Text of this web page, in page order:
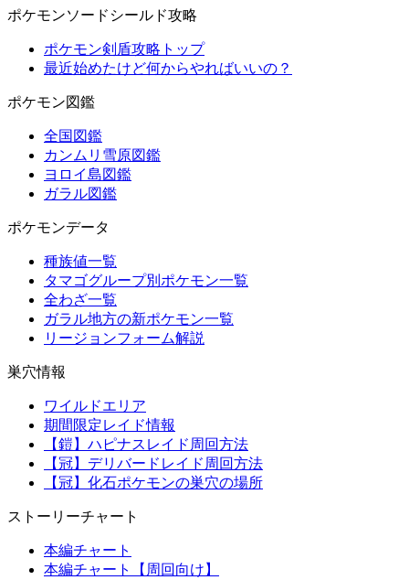
ポケモンソードシールド攻略
ポケモン剣盾攻略トップ
最近始めたけど何からやればいいの？
ポケモン図鑑
全国図鑑
カンムリ雪原図鑑
ヨロイ島図鑑
ガラル図鑑
ポケモンデータ
種族値一覧
タマゴグループ別ポケモン一覧
全わざ一覧
ガラル地方の新ポケモン一覧
リージョンフォーム解説
巣穴情報
ワイルドエリア
期間限定レイド情報
【鎧】ハピナスレイド周回方法
【冠】デリバードレイド周回方法
【冠】化石ポケモンの巣穴の場所
ストーリーチャート
本編チャート
本編チャート【周回向け】